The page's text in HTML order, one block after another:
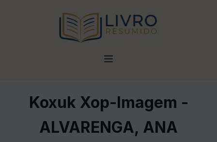
Koxuk Xop-Imagem -
ALVARENGA, ANA